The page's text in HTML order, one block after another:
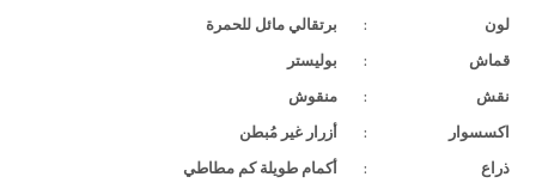
لون
:
برتقالي مائل للحمرة
قماش
:
بوليستر
نقش
:
منقوش
اكسسوار
: أزرار غير مُبطن
ذراع
: أكمام طويلة كم مطاطي